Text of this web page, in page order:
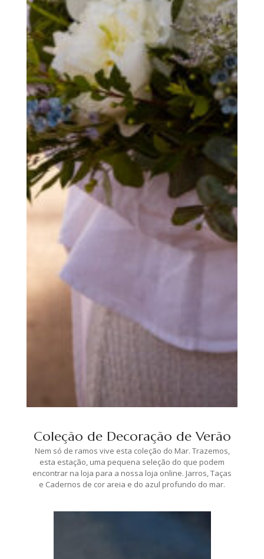
Coleção de Decoração de Verão
Nem só de ramos vive esta coleção do Mar. Trazemos,
esta estação, uma pequena seleção do que podem
encontrar na loja para a nossa loja online. Jarros, Taças
e Cadernos de cor areia e do azul profundo do mar.